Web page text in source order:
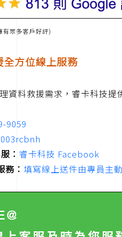
有眾多客戶好評)
全方位線上服務
資料救援需求，睿卡科技提
9059
： 睿卡科技 Facebook
： 填寫線上送件由專員主